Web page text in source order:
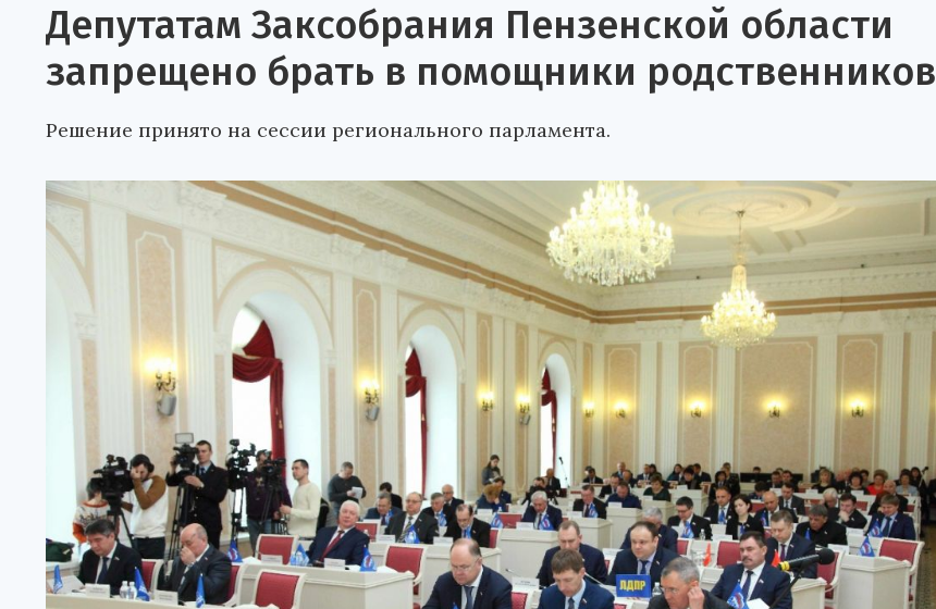
Депутатам Заксобрания Пензенской области
запрещено брать в помощники родственников
Решение принято на сессии регионального парламента.